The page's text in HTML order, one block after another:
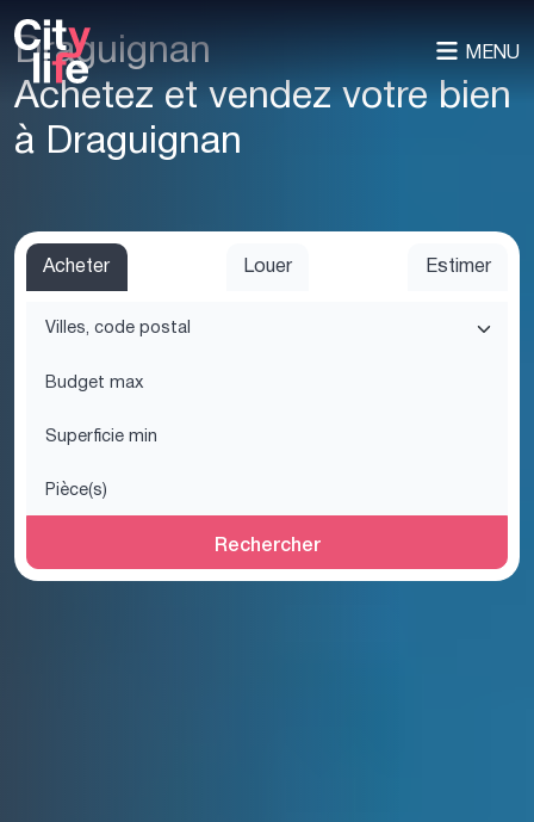
MENU
Draguignan
Achetez et vendez votre bien
à Draguignan
Acheter Louer Estimer
Rechercher